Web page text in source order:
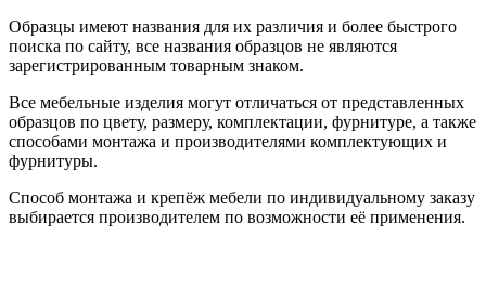
Образцы имеют названия для их различия и более быстрого
поиска по сайту, все названия образцов не являются
зарегистрированным товарным знаком.
Все мебельные изделия могут отличаться от представленных
образцов по цвету, размеру, комплектации, фурнитуре, а также
способами монтажа и производителями комплектующих и
фурнитуры.
Способ монтажа и крепёж мебели по индивидуальному заказу
выбирается производителем по возможности её применения.